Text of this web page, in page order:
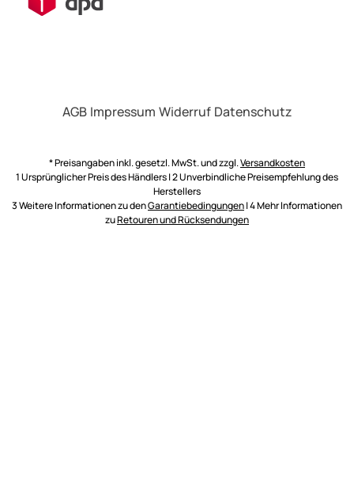
AGB Impressum Widerruf Datenschutz
* Preisangaben inkl. gesetzl. MwSt. und zzgl.Versandkosten
1 Ursprünglicher Preis des Händlers | 2 Unverbindliche Preisempfehlung des
Herstellers
3 Weitere Informationen zu denGarantiebedingungen| 4 Mehr Informationen
zuRetouren und Rücksendungen